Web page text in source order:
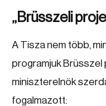
„Brüsszeli
A Tisza nem több,
programjuk Brüsszel
miniszterelnök
fogalmazott: